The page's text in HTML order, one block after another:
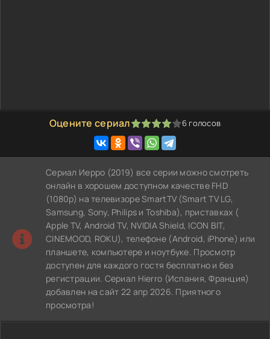
Оцените сериал
1 2 3 4 5 6голосов
Сериал Иерро (2019) все серии можно смотреть
онлайн в хорошем доступном качестве FHD
(1080p) на телевизоре SmartTV (Smart TV LG,
Samsung, Sony, Philips и Toshiba), приставках (
Apple TV, Android TV, NVIDIA Shield, ICON BIT,
CINEMOOD, ROKU), телефоне (Android, iPhone) или
планшете, компьютере и ноутбуке. Просмотр
доступен для каждого гостя бесплатно и без
регистрации. Сериал Hierro (Испания, Франция)
добавлен на сайт 22 апр 2026. Приятного
просмотра!